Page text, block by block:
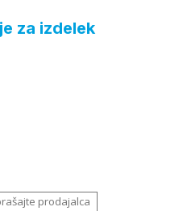
za izdelek